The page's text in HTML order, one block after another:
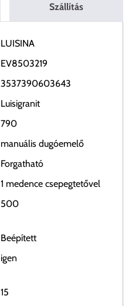
Szállítás
LUISINA
EV8503219
3537390603643
Luisigranit
790
manuális dugóemelő
Forgatható
1 medence csepegtetővel
500
Beépített
igen
15